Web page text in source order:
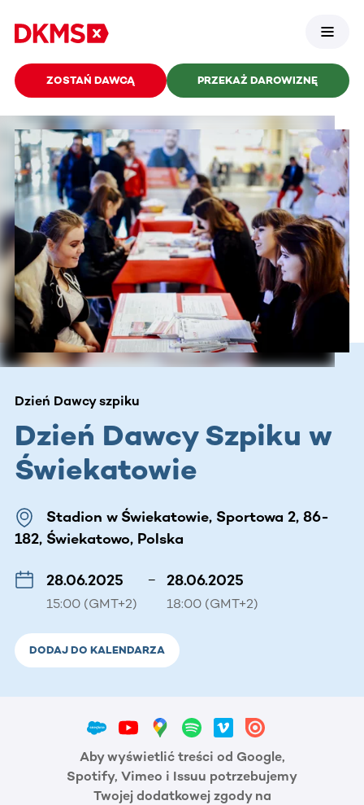
ZOSTAŃ DAWCĄ PRZEKAŻ DAROWIZNĘ
Dzień Dawcy szpiku
Dzień Dawcy Szpiku w
Świekatowie
Stadion w Świekatowie, Sportowa 2, 86-
182, Świekatowo, Polska
28.06.2025
15:00 (GMT+2)
– 28.06.2025
18:00 (GMT+2)
DODAJ DO KALENDARZA
Aby wyświetlić treści od Google,
Spotify, Vimeo i Issuu potrzebujemy
Twojej dodatkowej zgody na